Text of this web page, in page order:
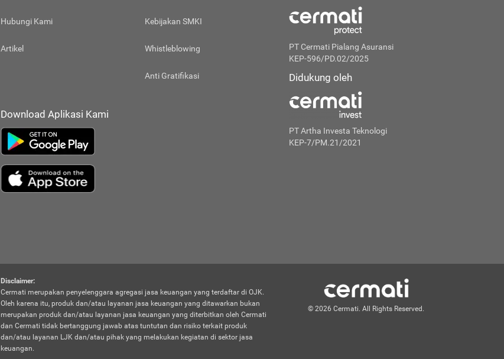
Hubungi Kami
Artikel
Kebijakan SMKI
Whistleblowing
Anti Gratifikasi
Download Aplikasi Kami
PT Cermati Pialang Asuransi
KEP-596/PD.02/2025
Didukung oleh
PT Artha Investa Teknologi
KEP-7/PM.21/2021
Disclaimer:
Cermati merupakan penyelenggara agregasi jasa keuangan yang terdaftar di OJK.
Oleh karena itu, produk dan/atau layanan jasa keuangan yang ditawarkan bukan
merupakan produk dan/atau layanan jasa keuangan yang diterbitkan oleh Cermati
dan Cermati tidak bertanggung jawab atas tuntutan dan risiko terkait produk
dan/atau layanan LJK dan/atau pihak yang melakukan kegiatan di sektor jasa
keuangan.
© 2026 Cermati. All Rights Reserved.